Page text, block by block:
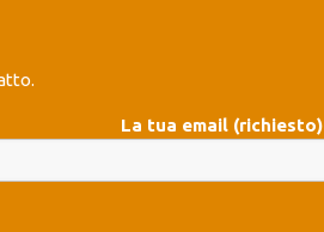
La tua email (richiesto)